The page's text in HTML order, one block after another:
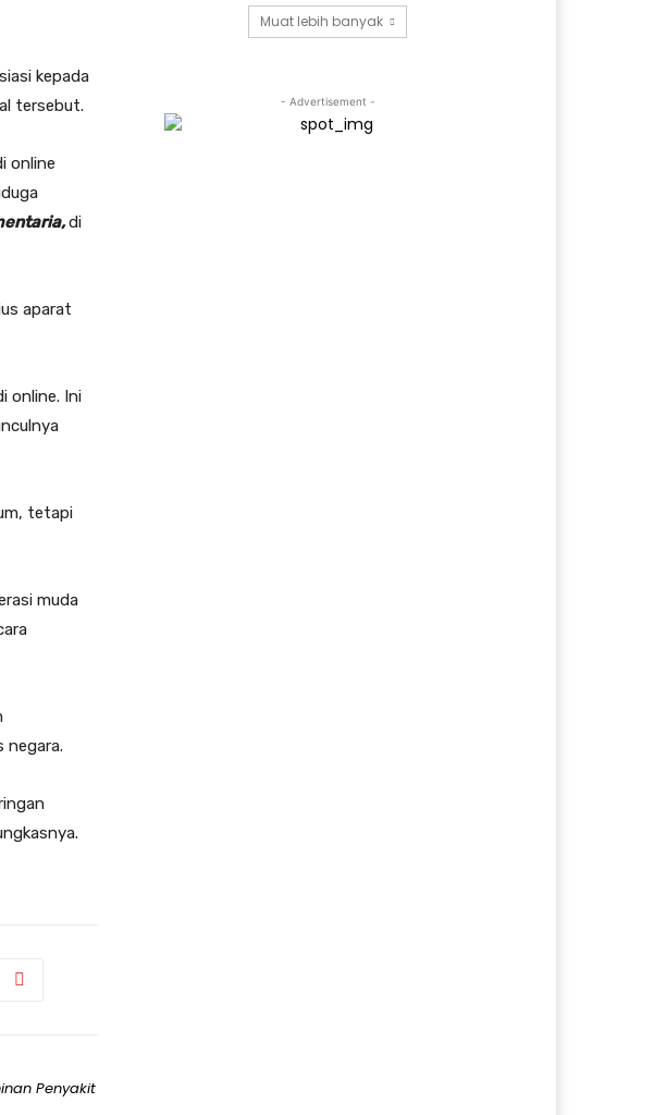
kepada
tersebut.
online
di
aparat
online. Ini
tetapi
muda
negara.
Penyakit
Muat lebih banyak
- Advertisement -